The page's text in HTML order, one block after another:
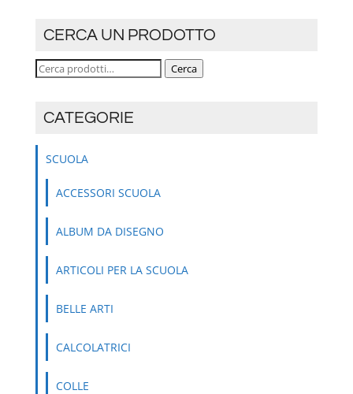
CERCA UN PRODOTTO
Cerca: Cerca
CATEGORIE
SCUOLA
ACCESSORI SCUOLA
ALBUM DA DISEGNO
ARTICOLI PER LA SCUOLA
BELLE ARTI
CALCOLATRICI
COLLE